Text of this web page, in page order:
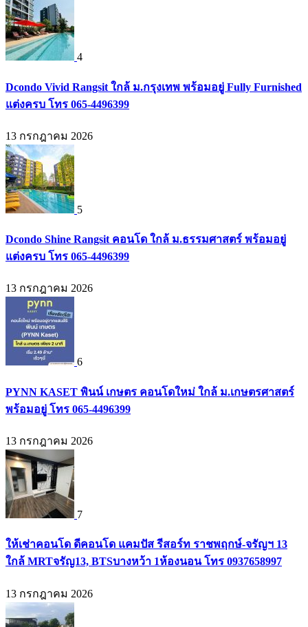
4
Dcondo Vivid Rangsit ใกล้ ม.กรุงเทพ พร้อมอยู่ Fully Furnished
แต่งครบ โทร 065-4496399
13 กรกฎาคม 2026
5
Dcondo Shine Rangsit คอนโด ใกล้ ม.ธรรมศาสตร์ พร้อมอยู่
แต่งครบ โทร 065-4496399
13 กรกฎาคม 2026
6
PYNN KASET พินน์ เกษตร คอนโดใหม่ ใกล้ ม.เกษตรศาสตร์
พร้อมอยู่ โทร 065-4496399
13 กรกฎาคม 2026
7
ให้เช่าคอนโด ดีคอนโด แคมปัส รีสอร์ท ราชพฤกษ์-จรัญฯ 13
ใกล้ MRTจรัญ13, BTSบางหว้า 1ห้องนอน โทร 0937658997
13 กรกฎาคม 2026